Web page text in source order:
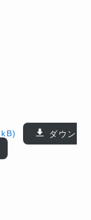
ダウン